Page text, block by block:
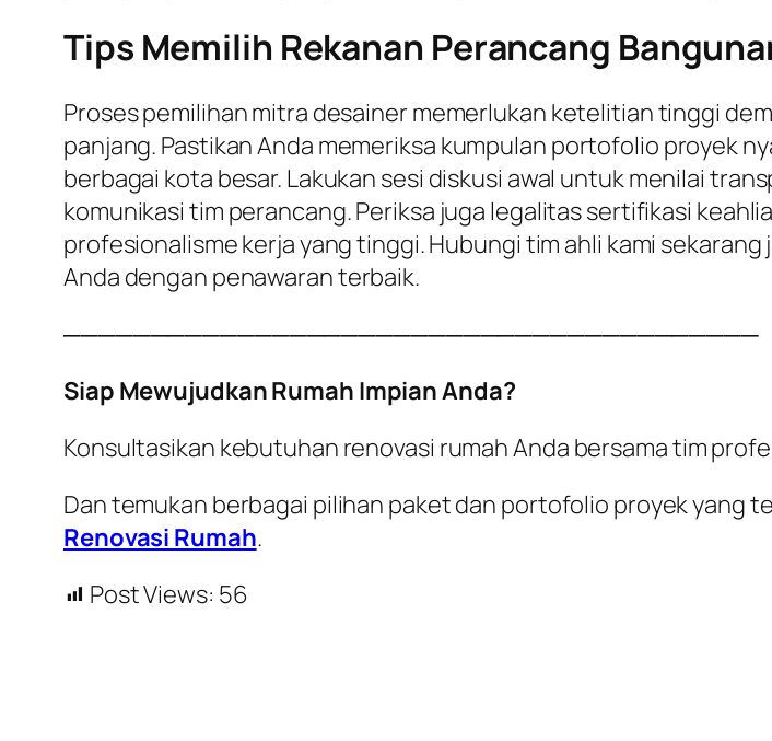
Tips Memilih Rekanan Perancang
Proses pemilihan mitra desainer memerlukan ketelitian tinggi
panjang. Pastikan Anda memeriksa kumpulan portofolio proyek
berbagai kota besar. Lakukan sesi diskusi awal untuk menilai
komunikasi tim perancang. Periksa juga legalitas sertifikasi
profesionalisme kerja yang tinggi. Hubungi tim ahli kami
Anda dengan penawaran terbaik.
────────────────────────────────────────
Siap Mewujudkan Rumah Impian Anda?
Konsultasikan kebutuhan renovasi rumah Anda bersama tim
Dan temukan berbagai pilihan paket dan portofolio proyek yang
Renovasi Rumah.
Post Views: 56